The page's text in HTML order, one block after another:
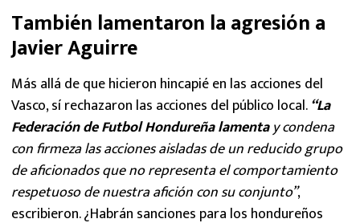
También lamentaron la agresión a
Javier Aguirre
Más allá de que hicieron hincapié en las acciones del
Vasco, sí rechazaron las acciones del público local.“La
Federación de Futbol Hondureña lamentay condena
con firmeza las acciones aisladas de un reducido grupo
de aficionados que no representa el comportamiento
respetuoso de nuestra afición con su conjunto”,
escribieron. ¿Habrán sanciones para los hondureños